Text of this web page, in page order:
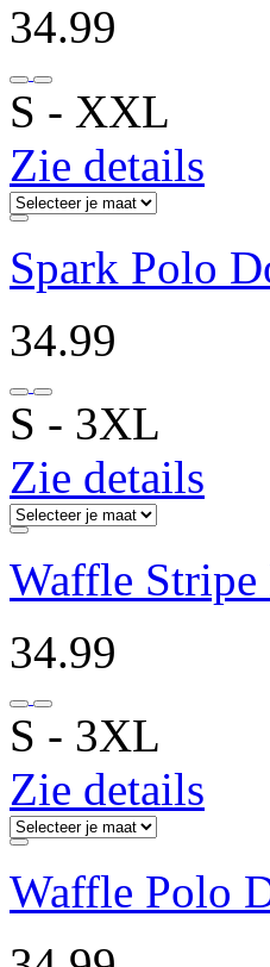
34.99
S ‐ XXL
Zie details
Spark Polo
34.99
S ‐ 3XL
Zie details
Waffle
34.99
S ‐ 3XL
Zie details
Waffle Polo